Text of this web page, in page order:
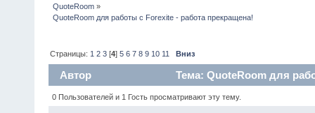
QuoteRoom »
QuoteRoom для работы с Forexite - работа прекращена!
Страницы: 1 2 3 [4]5 6 7 8 9 10 11 Вниз
Автор Тема: QuoteRoom для
0 Пользователей и 1 Гость просматривают эту тему.